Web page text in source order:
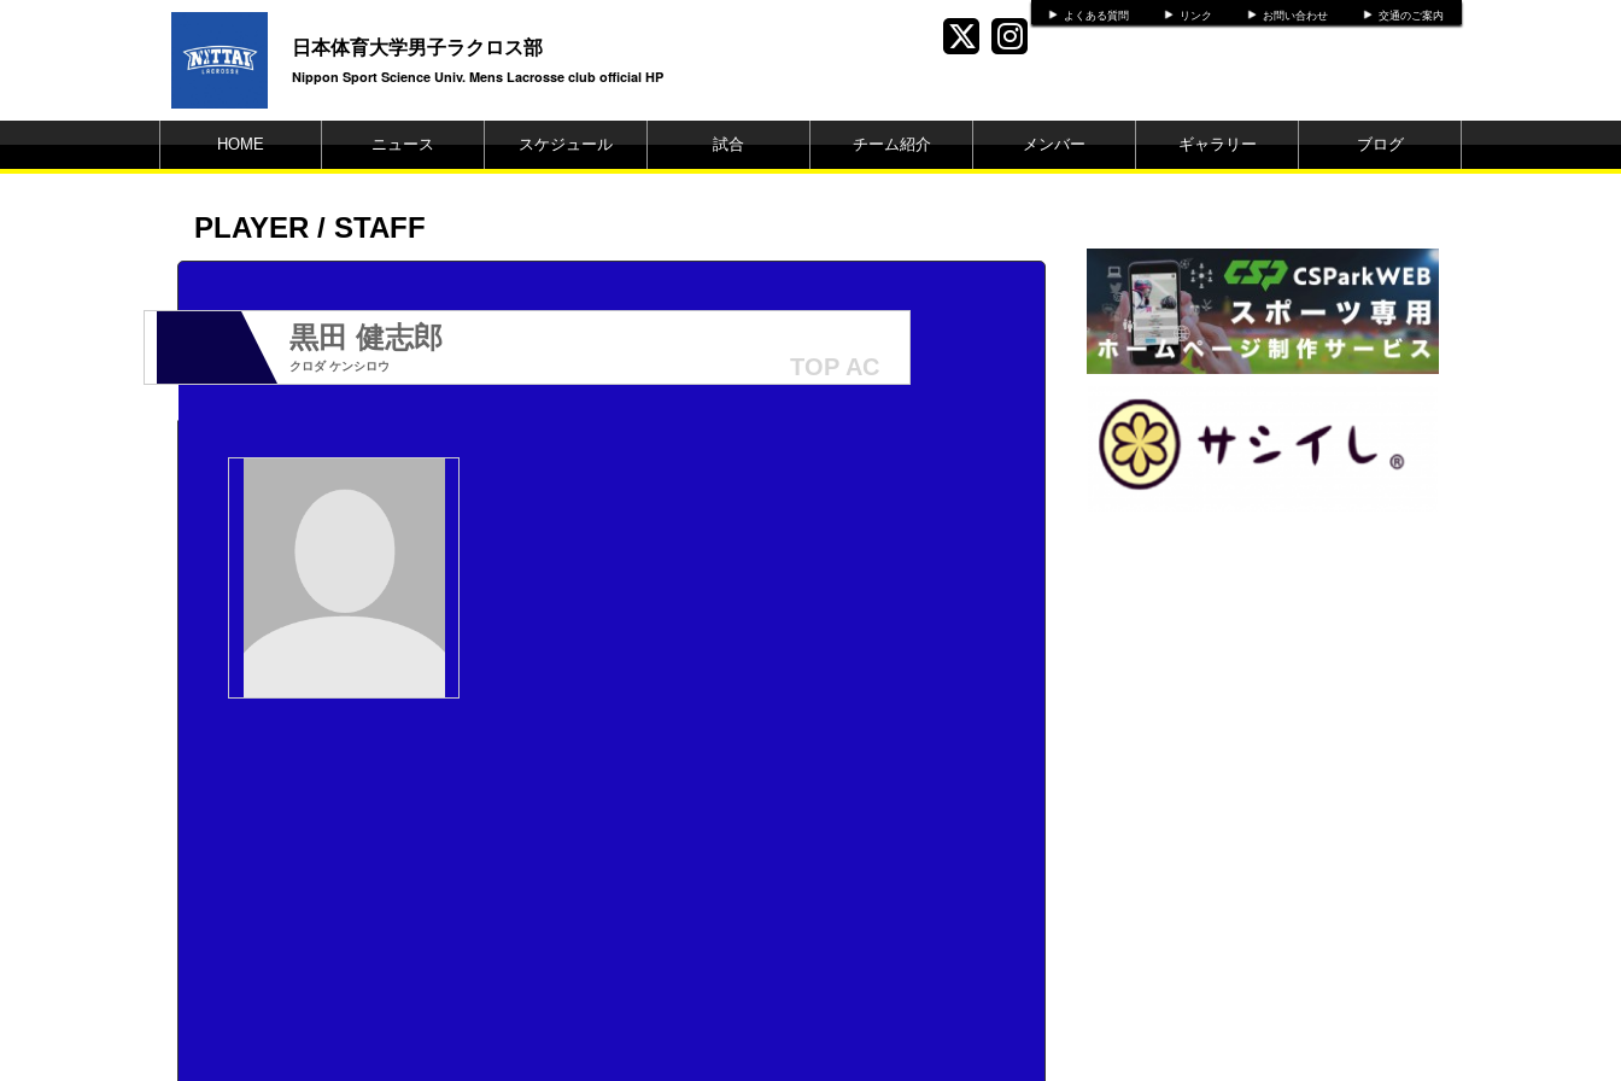
よくある質問 リンク お問い合わせ 交通のご案内
日本体育大学男子ラクロス部
Nippon Sport Science Univ. Mens Lacrosse club official HP
HOME ニュース スケジュール 試合 チーム紹介 メンバー ギャラリー ブログ
PLAYER / STAFF
黒田 健志郎
クロダ ケンシロウ TOP AC